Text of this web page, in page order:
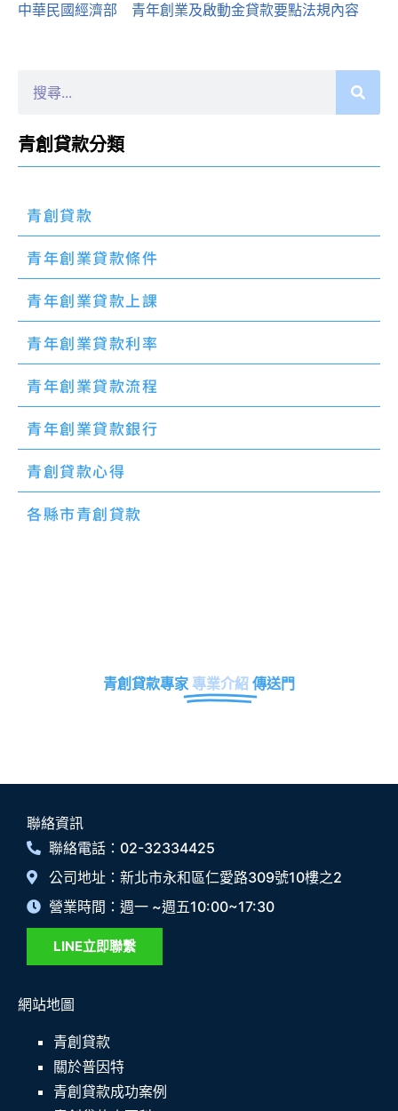
中華民國經濟部
青年創業及啟動金貸款要點法規內容
青創貸款分類
青創貸款
青年創業貸款條件
青年創業貸款上課
青年創業貸款利率
青年創業貸款流程
青年創業貸款銀行
青創貸款心得
各縣市青創貸款
青創貸款專家 專業介紹 傳送門
聯絡資訊
聯絡電話：02-32334425
公司地址：新北市永和區仁愛路309號10樓之2
營業時間：週一 ~週五10:00~17:30
LINE立即聯繫
網站地圖
青創貸款
關於普因特
青創貸款成功案例